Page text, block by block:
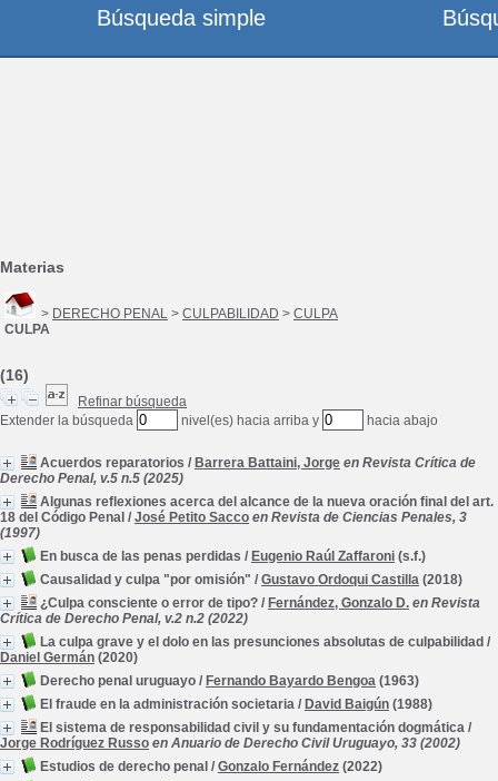
Materias
> DERECHO PENAL > CULPABILIDAD > CULPA
CULPA
(16)
Refinar búsqueda
Extender la búsqueda
nivel(es) hacia arriba y hacia abajo
Acuerdos reparatorios / Barrera Battaini, Jorge en Revista Crítica de
Derecho Penal, v.5 n.5 (2025)
Algunas reflexiones acerca del alcance de la nueva oración final del art.
18 del Código Penal / José Petito Sacco en Revista de Ciencias Penales, 3
(1997)
En busca de las penas perdidas / Eugenio Raúl Zaffaroni (s.f.)
Causalidad y culpa "por omisión" / Gustavo Ordoqui Castilla (2018)
¿Culpa consciente o error de tipo? / Fernández, Gonzalo D. en Revista
Crítica de Derecho Penal, v.2 n.2 (2022)
La culpa grave y el dolo en las presunciones absolutas de culpabilidad /
Daniel Germán (2020)
Derecho penal uruguayo / Fernando Bayardo Bengoa (1963)
El fraude en la administración societaria / David Baigún (1988)
El sistema de responsabilidad civil y su fundamentación dogmática /
Jorge Rodríguez Russo en Anuario de Derecho Civil Uruguayo, 33 (2002)
Estudios de derecho penal / Gonzalo Fernández (2022)
Búsqueda simple